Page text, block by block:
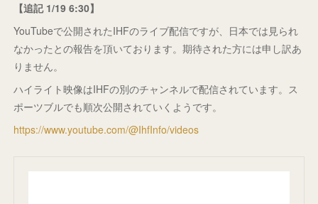
【追記 1/19 6:30】
YouTubeで公開されたIHFのライブ配信ですが、日本では見られ
なかったとの報告を頂いております。期待された方には申し訳あ
りません。
ハイライト映像はIHFの別のチャンネルで配信されています。ス
ポーツブルでも順次公開されていくようです。
https://www.youtube.com/@IhfInfo/videos